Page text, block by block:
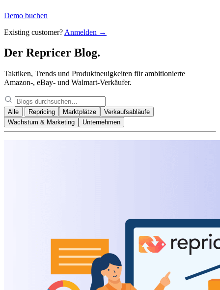
Demo buchen
Existing customer? Anmelden →
Der Repricer Blog.
Taktiken, Trends und Produktneuigkeiten für ambitionierte
Amazon-, eBay- und Walmart-Verkäufer.
Alle Repricing Marktplätze
Verkaufsabläufe
Wachstum & Marketing
Unternehmen